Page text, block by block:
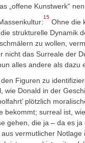
„offene Kunstwerk“
15
Ohne die
strukturelle Dynamik
zu wollen,
nicht das Surreale der
alles andere als dazu
Figuren zu
wie Donald in der
plötzlich
bekommt; surreal ist,
gehen, die ja – da es ja
vermutlicher Notlage